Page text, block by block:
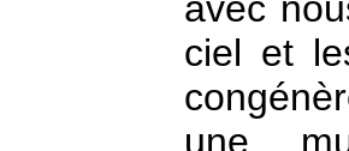
ciel et
une